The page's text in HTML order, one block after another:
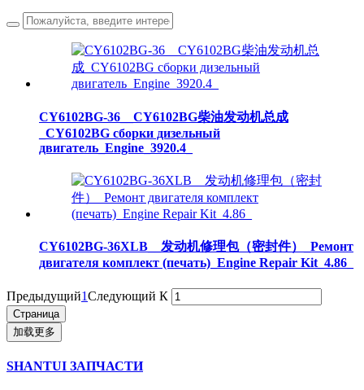
CY6102BG-36__CY6102BG柴油发动机总成
_CY6102BG сборки дизельный
двигатель_Engine_3920.4_
CY6102BG-36XLB__发动机修理包（密封件）_Ремонт
двигателя комплект (печать)_Engine Repair Kit_4.86_
Предыдущий1Следующий К
加载更多
SHANTUI ЗАПЧАСТИ